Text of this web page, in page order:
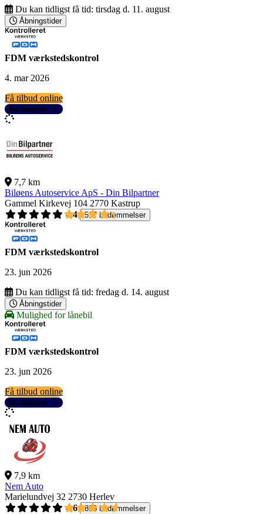
Du kan tidligst få tid: tirsdag d. 11. august
Åbningstider
FDM værkstedskontrol
4. mar 2026
Få tilbud online
Se detaljer
7,7 km
Biløens Autoservice ApS - Din Bilpartner
Gammel Kirkevej 104 2770 Kastrup
4,4
517 bedømmelser
FDM værkstedskontrol
23. jun 2026
Du kan tidligst få tid: fredag d. 14. august
Åbningstider
Mulighed for lånebil
FDM værkstedskontrol
23. jun 2026
Få tilbud online
Se detaljer
7,9 km
Nem Auto
Marielundvej 32 2730 Herlev
4,6
896 bedømmelser